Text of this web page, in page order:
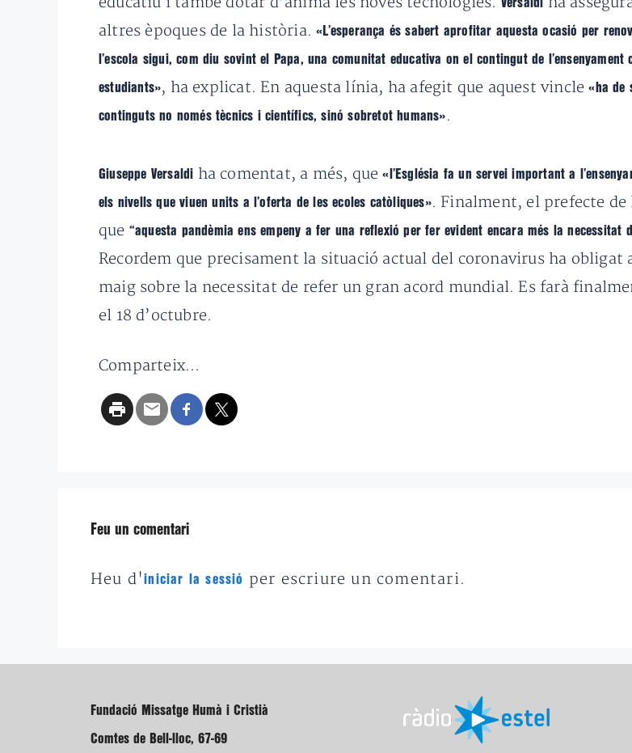
Versaldi
altres èpoques de la història.«L’esperança és sabert aprofitar aquesta ocasió per
l’escola sigui, com diu sovint el Papa, una comunitat educativa on el contingut de
estudiants», ha explicat. En aquesta línia, ha afegit que aquest vincle «ha de
continguts no només tècnics i científics, sinó sobretot humans» .
Giuseppe Versaldi ha comentat, a més, que«l’Església fa un servei important a
els nivells que viuen units a l’oferta de les ecoles catòliques». Finalment, el prefecte de
que “aquesta pandèmia ens empeny a fer una reflexió per fer evident encara més la necessitat
Recordem que precisament la situació actual del coronavirus ha obligat
maig sobre la necessitat de refer un gran acord mundial. Es farà
el 18 d’octubre.
Comparteix...
Feu un comentari
Heu d'iniciar la sessió per escriure un comentari.
Fundació Missatge Humà i Cristià
Comtes de Bell-lloc, 67-69